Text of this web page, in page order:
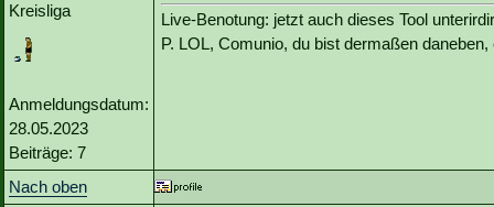
Kreisliga
Anmeldungsdatum:
28.05.2023
Beiträge: 7
Live-Benotung: jetzt auch dieses Tool
P. LOL, Comunio, du bist dermaßen
Nach oben